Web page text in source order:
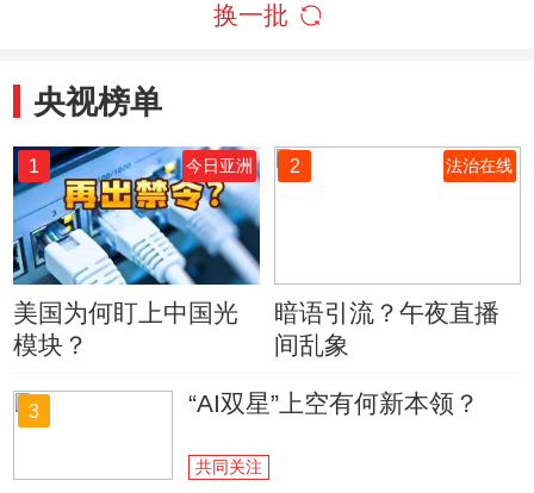
换一批
央视榜单
1 今日亚洲
美国为何盯上中国光
模块？
2 法治在线
暗语引流？午夜直播
间乱象
3 “AI双星”上空有何新本领？
共同关注